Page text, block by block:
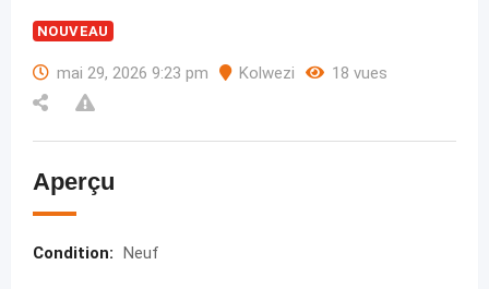
NOUVEAU
mai 29, 2026 9:23 pm Kolwezi 18 vues
Aperçu
Condition: Neuf